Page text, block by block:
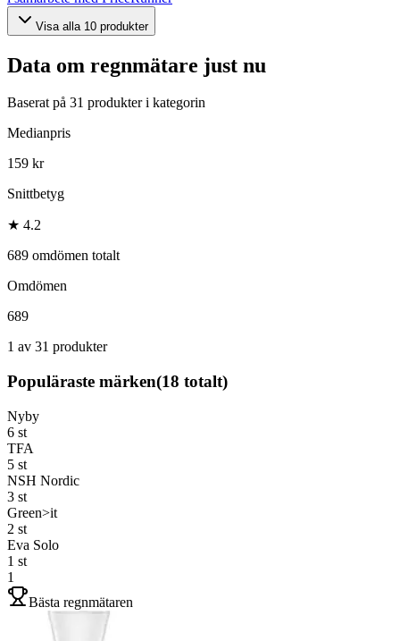
Visa alla 10 produkter
Data om regnmätare just nu
Baserat på 31 produkter i kategorin
Medianpris
159 kr
Snittbetyg
★ 4.2
689 omdömen totalt
Omdömen
689
1 av 31 produkter
Populäraste märken(18 totalt)
Nyby
6 st
TFA
5 st
NSH Nordic
3 st
Green>it
2 st
Eva Solo
1 st
1
Bästa regnmätaren